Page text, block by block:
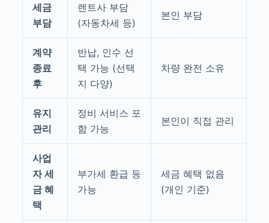
세금
부담
렌트사 부담
(자동차세 등)
본인 부담
계약
종료
후
반납, 인수 선
택 가능 (선택
지 다양)
차량 완전 소유
유지
관리
정비 서비스 포
함 가능
본인이 직접 관리
사업
자 세
금 혜
택
부가세 환급 등
가능
세금 혜택 없음
(개인 기준)